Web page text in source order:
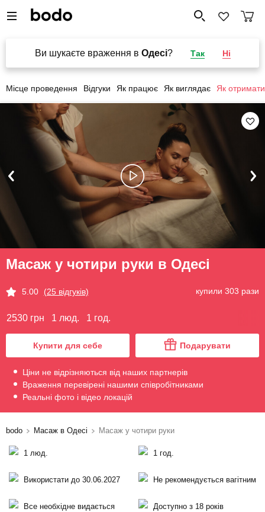
Ви шукаєте враження в Одесі? Так Ні
Місце проведення Відгуки Як працює Як виглядає Як отримати
Масаж у чотири руки в Одесі
5.00 (25 відгуків) купили 303 рази
2530 грн 1 люд. 1 год.
Купити для себе Подарувати
Ціни не відрізняються від наших партнерів
Враження перевірені нашими співробітниками
Реальні фото і відео локацій
bodo Масаж в Одесі Масаж у чотири руки
1 люд. 1 год.
Використати до 30.06.2027 Не рекомендується вагітним
Все необхідне видається Доступно з 18 років